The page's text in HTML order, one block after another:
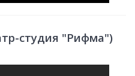
студия "Рифма")